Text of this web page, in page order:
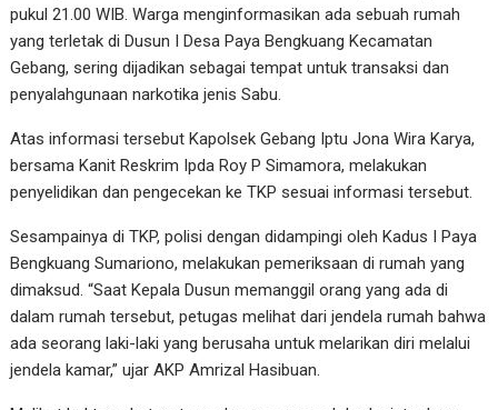
pukul 21.00 WIB. Warga menginformasikan ada sebuah rumah
yang terletak di Dusun I Desa Paya Bengkuang Kecamatan
Gebang, sering dijadikan sebagai tempat untuk transaksi dan
penyalahgunaan narkotika jenis Sabu.
Atas informasi tersebut Kapolsek Gebang Iptu Jona Wira Karya,
bersama Kanit Reskrim Ipda Roy P Simamora, melakukan
penyelidikan dan pengecekan ke TKP sesuai informasi tersebut.
Sesampainya di TKP, polisi dengan didampingi oleh Kadus I Paya
Bengkuang Sumariono, melakukan pemeriksaan di rumah yang
dimaksud. “Saat Kepala Dusun memanggil orang yang ada di
dalam rumah tersebut, petugas melihat dari jendela rumah bahwa
ada seorang laki-laki yang berusaha untuk melarikan diri melalui
jendela kamar,” ujar AKP Amrizal Hasibuan.